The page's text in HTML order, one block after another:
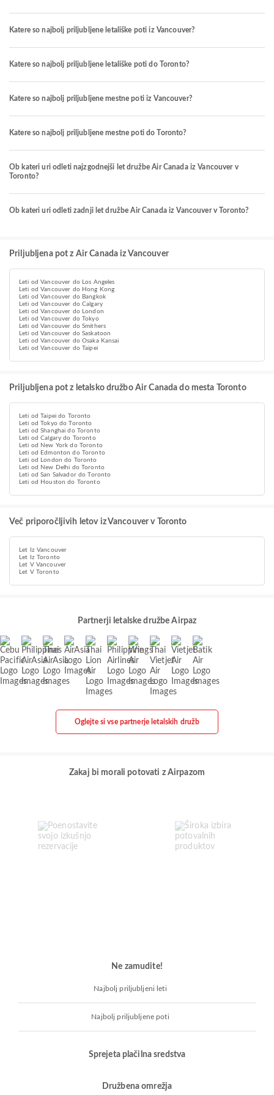
Katere so najbolj priljubljene letališke poti iz Vancouver?
Katere so najbolj priljubljene letališke poti do Toronto?
Katere so najbolj priljubljene mestne poti iz Vancouver?
Katere so najbolj priljubljene mestne poti do Toronto?
Ob kateri uri odleti najzgodnejši let družbe Air Canada iz Vancouver v
Toronto?
Ob kateri uri odleti zadnji let družbe Air Canada iz Vancouver v Toronto?
Priljubljena pot z Air Canada iz Vancouver
Leti od Vancouver do Los Angeles
Leti od Vancouver do Hong Kong
Leti od Vancouver do Bangkok
Leti od Vancouver do Calgary
Leti od Vancouver do London
Leti od Vancouver do Tokyo
Leti od Vancouver do Smithers
Leti od Vancouver do Saskatoon
Leti od Vancouver do Osaka Kansai
Leti od Vancouver do Taipei
Priljubljena pot z letalsko družbo Air Canada do mesta Toronto
Leti od Taipei do Toronto
Leti od Tokyo do Toronto
Leti od Shanghai do Toronto
Leti od Calgary do Toronto
Leti od New York do Toronto
Leti od Edmonton do Toronto
Leti od London do Toronto
Leti od New Delhi do Toronto
Leti od San Salvador do Toronto
Leti od Houston do Toronto
Več priporočljivih letov iz Vancouver v Toronto
Let Iz Vancouver
Let Iz Toronto
Let V Vancouver
Let V Toronto
Partnerji letalske družbe Airpaz
Oglejte si vse partnerje letalskih družb
Zakaj bi morali potovati z Airpazom
Ne zamudite!
Najbolj priljubljeni leti
Najbolj priljubljene poti
Sprejeta plačilna sredstva
Družbena omrežja